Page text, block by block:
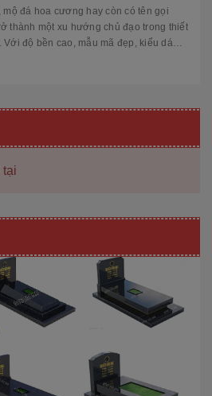
đá hoa cương hay còn có tên gọi
thành một xu hướng chủ đạo trong thiết
độ bền cao, mẫu mã đẹp, kiểu dáng
tại